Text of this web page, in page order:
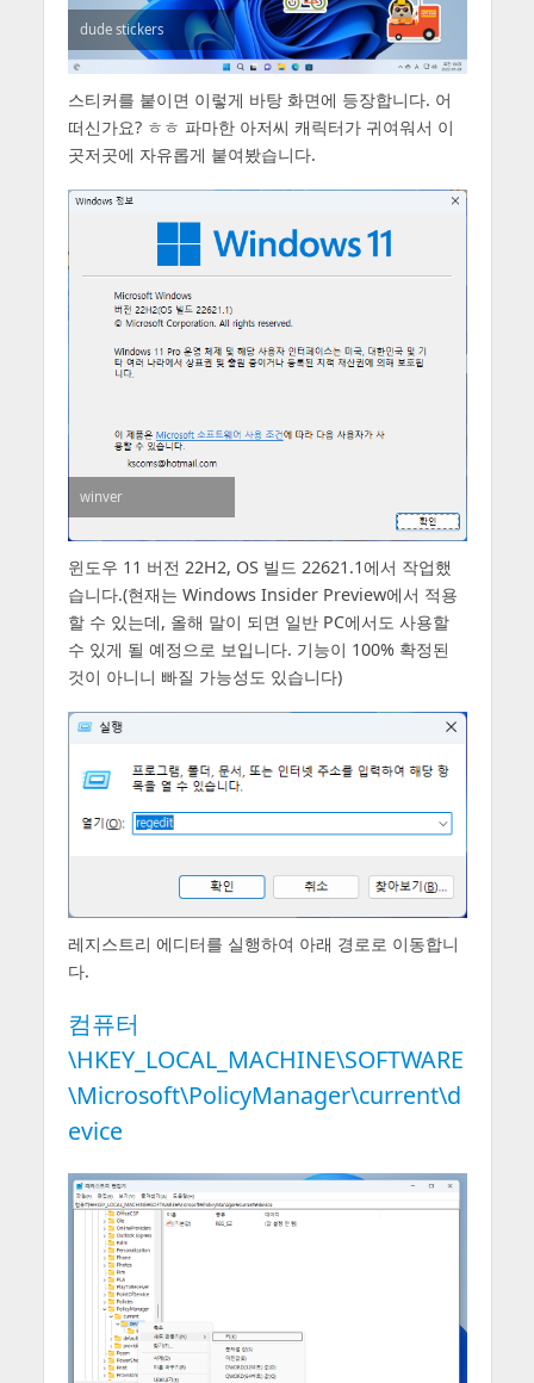
dude stickers
스티커를 붙이면 이렇게 바탕 화면에 등장합니다. 어
떠신가요? ㅎㅎ 파마한 아저씨 캐릭터가 귀여워서 이
곳저곳에 자유롭게 붙여봤습니다.
winver
윈도우 11 버전 22H2, OS 빌드 22621.1에서 작업했
습니다.(현재는 Windows Insider Preview에서 적용
할 수 있는데, 올해 말이 되면 일반 PC에서도 사용할
수 있게 될 예정으로 보입니다. 기능이 100% 확정된
것이 아니니 빠질 가능성도 있습니다)
레지스트리 에디터를 실행하여 아래 경로로 이동합니
다.
컴퓨터
\HKEY_LOCAL_MACHINE\SOFTWARE
\Microsoft\PolicyManager\current\d
evice